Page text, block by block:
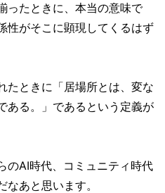
ったときに、本当の意味で
性がそこに顕現してくるはず
たときに「居場所とは、変な
ある。」であるという定義が
のAI時代、コミュニティ時代
あと思います。